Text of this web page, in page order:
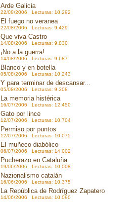
Arde Galicia
22/08/2006 Lecturas: 10.292
El fuego no veranea
22/08/2006 Lecturas: 9.429
Que viva Castro
14/08/2006 Lecturas: 9.830
¡No a la guerra!
14/08/2006 Lecturas: 9.687
Blanco y en botella
05/08/2006 Lecturas: 10.243
Y para terminar de descansar...
05/08/2006 Lecturas: 9.308
La memoria histérica
16/07/2006 Lecturas: 12.450
Gato por lince
12/07/2006 Lecturas: 10.704
Permiso por puntos
12/07/2006 Lecturas: 10.075
El muñeco diabólico
06/07/2006 Lecturas: 14.002
Pucherazo en Cataluña
19/06/2006 Lecturas: 10.008
Nazionalismo catalán
16/06/2006 Lecturas: 10.375
La República de Rodríguez Zapatero
14/06/2006 Lecturas: 10.090